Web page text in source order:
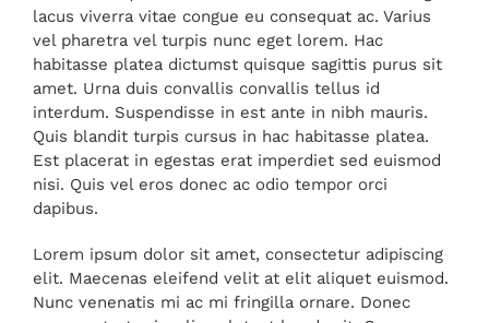
lacus viverra vitae congue eu consequat ac. Varius
vel pharetra vel turpis nunc eget lorem. Hac
habitasse platea dictumst quisque sagittis purus sit
amet. Urna duis convallis convallis tellus id
interdum. Suspendisse in est ante in nibh mauris.
Quis blandit turpis cursus in hac habitasse platea.
Est placerat in egestas erat imperdiet sed euismod
nisi. Quis vel eros donec ac odio tempor orci
dapibus.
Lorem ipsum dolor sit amet, consectetur adipiscing
elit. Maecenas eleifend velit at elit aliquet euismod.
Nunc venenatis mi ac mi fringilla ornare. Donec